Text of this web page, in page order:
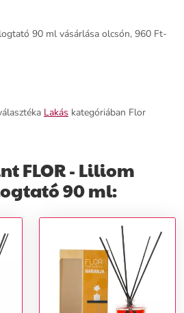
egy papírrózsát tartalmazott a diffúzor,
ban sérülten szállítottak, így a
melyeket, megkap a termék
termékhez 1x 5 db minőségi
kap.
90 ml vásárlása olcsón, 960 Ft-
Lakás kategóriában Flor
FLOR - Liliom
90 ml: